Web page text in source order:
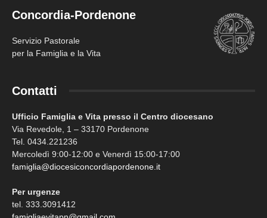
Concordia-Pordenone
Servizio Pastorale
per la Famiglia e la Vita
Contatti
Ufficio Famiglia e Vita presso il Centro diocesano
Via Revedole, 1 – 33170 Pordenone
Tel. 0434.221236
Mercoledì 9:00-12:00 e Venerdì 15:00-17:00
famiglia@diocesiconcordiapordenone.it
Per urgenze
tel. 333.3091412